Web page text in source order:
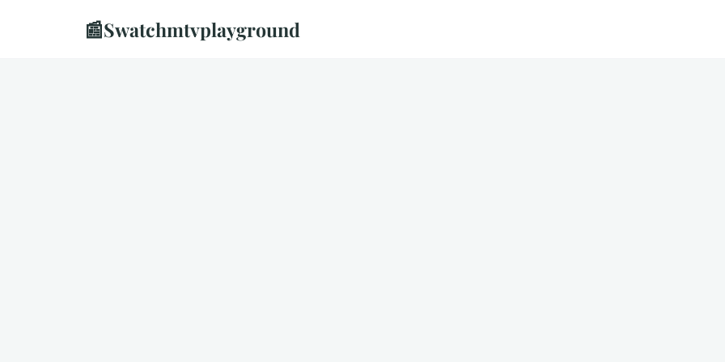
📰Swatchmtvplayground